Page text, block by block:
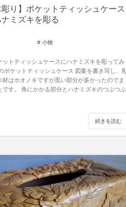
彫り】ポケットティッシュケース
ミズキを彫る
小物
ットティッシュケースにハナミズキを彫ってみ
ポケットティッシュケース 図案を書き写し、
材はホオノキですが黒い部分が多かったのでま
です。 角にかかる部分とハナミズキのつぶつぶ
続きを読む